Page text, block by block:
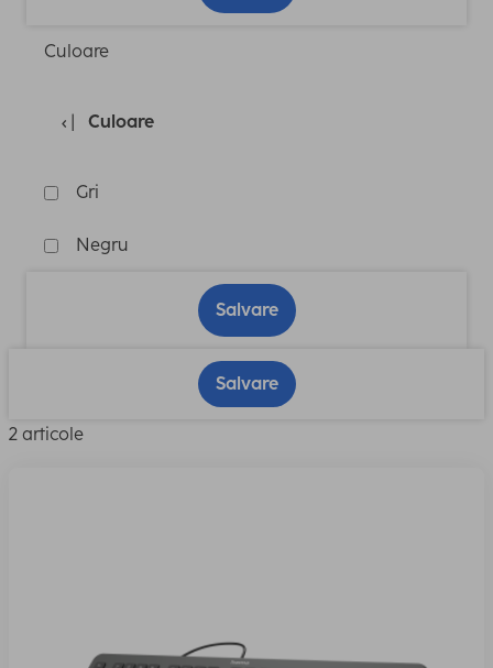
Culoare
Culoare
Gri
Negru
Salvare
Salvare
2 articole